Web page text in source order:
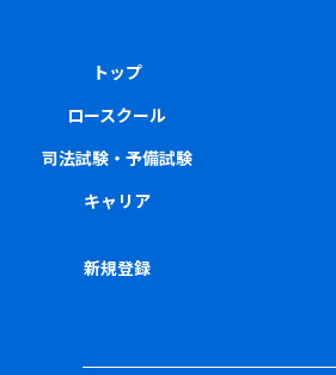
トップ
ロースクール
司法試験・予備試験
キャリア
新規登録